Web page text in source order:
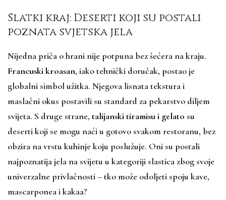
Slatki kraj: Deserti koji su postali
poznata svjetska jela
Nijedna priča o hrani nije potpuna bez šećera na kraju.
Francuski kroasan, iako tehnički doručak, postao je
globalni simbol užitka. Njegova lisnata tekstura i
maslačni okus postavili su standard za pekarstvo diljem
svijeta. S druge strane, talijanski tiramisu i gelato su
deserti koji se mogu naći u gotovo svakom restoranu, bez
obzira na vrstu kuhinje koju poslužuje. Oni su postali
najpoznatija jela na svijetu u kategoriji slastica zbog svoje
univerzalne privlačnosti – tko može odoljeti spoju kave,
mascarponea i kakaa?